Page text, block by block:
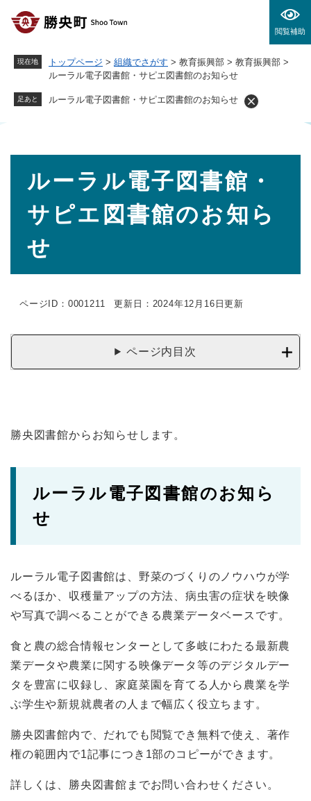
閲覧補助
現在地 トップページ > 組織でさがす > 教育振興部 > 教育振興部 >
ルーラル電子図書館・サピエ図書館のお知らせ
足あと ルーラル電子図書館・サピエ図書館のお知らせ
ルーラル電子図書館・
サピエ図書館のお知ら
せ
ページID：0001211 更新日：2024年12月16日更新
ページ内目次
勝央図書館からお知らせします。
ルーラル電子図書館のお知ら
せ
ルーラル電子図書館は、野菜のづくりのノウハウが学
べるほか、収穫量アップの方法、病虫害の症状を映像
や写真で調べることができる農業データベースです。
食と農の総合情報センターとして多岐にわたる最新農
業データや農業に関する映像データ等のデジタルデー
タを豊富に収録し、家庭菜園を育てる人から農業を学
ぶ学生や新規就農者の人まで幅広く役立ちます。
勝央図書館内で、だれでも閲覧でき無料で使え、著作
権の範囲内で1記事につき1部のコピーができます。
詳しくは、勝央図書館までお問い合わせください。